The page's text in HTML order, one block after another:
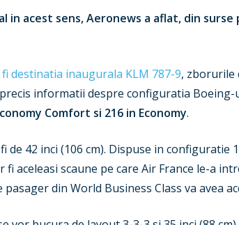
in acest sens, Aeronews a aflat, din
destinatia inaugurala KLM 787-9, zborurile
informatii despre configuratia
Comfort si 216 in Economy.
de 42 inci (106 cm). Dispuse in
aceleasi scaune pe care Air France le-a
din World Business Class va avea